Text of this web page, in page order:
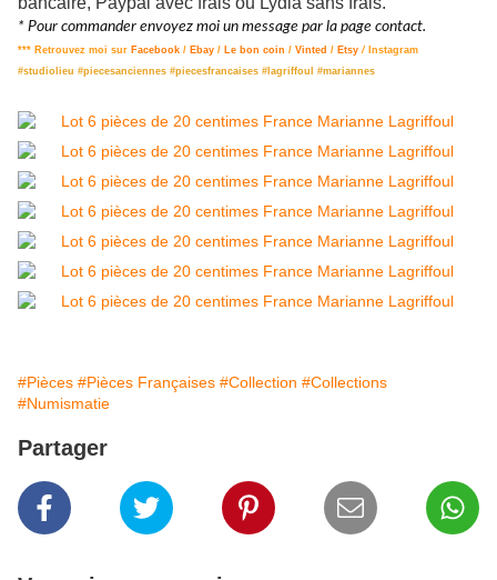
* Pour commander envoyez moi un message par la page contact.
*** Retrouvez moi sur Facebook / Ebay / Le bon coin / Vinted / Etsy / Instagram
#studiolieu #piecesanciennes #piecesfrancaises #lagriffoul #mariannes
#Pièces #Pièces Françaises #Collection #Collections
#Numismatie
Partager